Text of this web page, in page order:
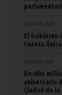
agosto 05, 2026
El Gobierno
Cuenta
agosto 04, 2026
Desfile
aniversario
Ciudad de la